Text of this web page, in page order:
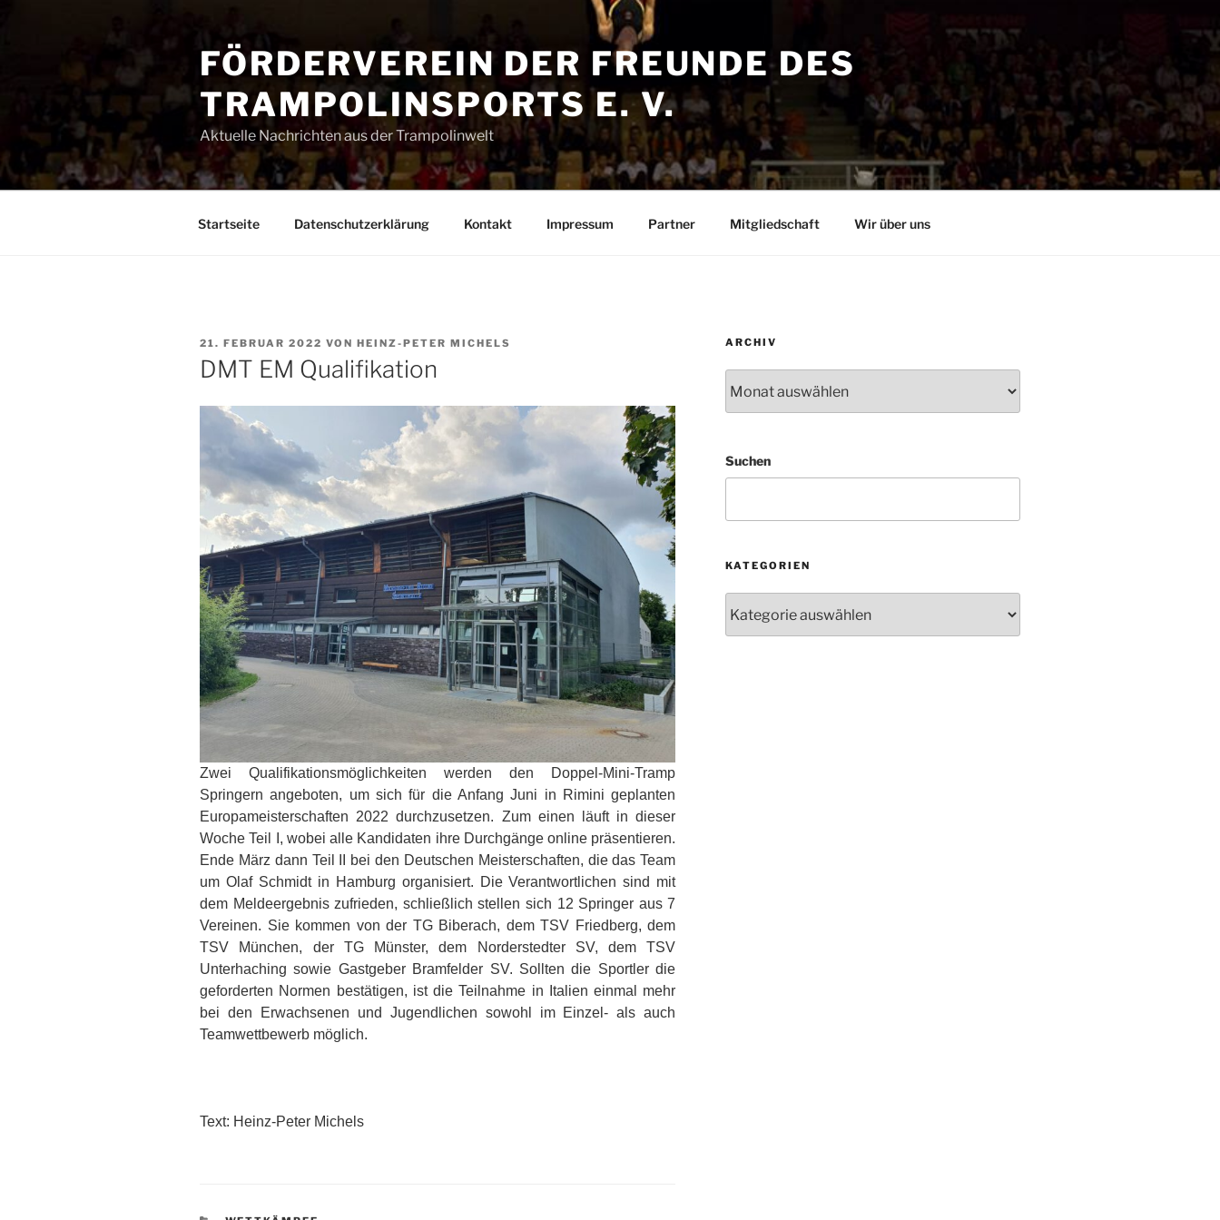
FÖRDERVEREIN DER FREUNDE DES
TRAMPOLINSPORTS E. V.
Aktuelle Nachrichten aus der Trampolinwelt
Startseite Datenschutzerklärung Kontakt Impressum Partner Mitgliedschaft Wir über uns
VERÖFFENTLICHT
AM
21. FEBRUAR 2022 VON HEINZ-PETER MICHELS
DMT EM Qualifikation
Zwei Qualifikationsmöglichkeiten werden den Doppel-Mini-Tramp
Springern angeboten, um sich für die Anfang Juni in Rimini geplanten
Europameisterschaften 2022 durchzusetzen. Zum einen läuft in dieser
Woche Teil I, wobei alle Kandidaten ihre Durchgänge online präsentieren.
Ende März dann Teil II bei den Deutschen Meisterschaften, die das Team
um Olaf Schmidt in Hamburg organisiert. Die Verantwortlichen sind mit
dem Meldeergebnis zufrieden, schließlich stellen sich 12 Springer aus 7
Vereinen. Sie kommen von der TG Biberach, dem TSV Friedberg, dem
TSV München, der TG Münster, dem Norderstedter SV, dem TSV
Unterhaching sowie Gastgeber Bramfelder SV. Sollten die Sportler die
geforderten Normen bestätigen, ist die Teilnahme in Italien einmal mehr
bei den Erwachsenen und Jugendlichen sowohl im Einzel- als auch
Teamwettbewerb möglich.
Text: Heinz-Peter Michels
ARCHIV
Suchen
KATEGORIEN